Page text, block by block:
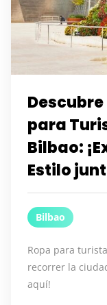
para
Bilbao:
Estilo
Bilbao
Ropa para
recorrer la
aquí!